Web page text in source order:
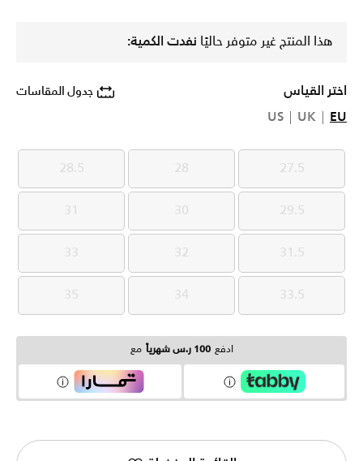
هذا المنتج غير متوفر حاليًا نفدت الكمية:
اختر القياس جدول المقاسات
EU
UK
US
27.5
27.5
28
28
28.5
28.5
29.5
29.5
30
30
31
31
31.5
31.5
32
32
33
33
33.5
33.5
34
34
35
35
ادفع 100 ر.س شهرياً مع